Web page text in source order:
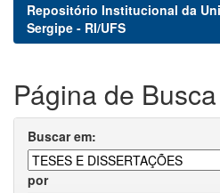
Repositório Institucional da
Sergipe - RI/UFS
Página de Busca
Buscar em:
por